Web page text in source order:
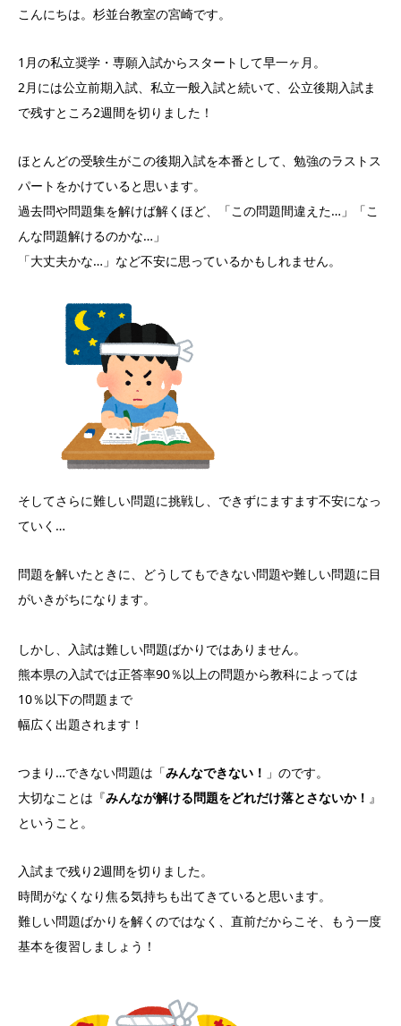
こんにちは。杉並台教室の宮崎です。
1月の私立奨学・専願入試からスタートして早一ヶ月。
2月には公立前期入試、私立一般入試と続いて、公立後期入試ま
で残すところ2週間を切りました！
ほとんどの受験生がこの後期入試を本番として、勉強のラストス
パートをかけていると思います。
過去問や問題集を解けば解くほど、「この問題間違えた…」「こ
んな問題解けるのかな…」
「大丈夫かな…」など不安に思っているかもしれません。
そしてさらに難しい問題に挑戦し、できずにますます不安になっ
ていく…
問題を解いたときに、どうしてもできない問題や難しい問題に目
がいきがちになります。
しかし、入試は難しい問題ばかりではありません。
熊本県の入試では正答率90％以上の問題から教科によっては
10％以下の問題まで
幅広く出題されます！
つまり…できない問題は「みんなできない！ 」のです。
大切なことは『みんなが解ける問題をどれだけ落とさないか！ 』
ということ。
入試まで残り2週間を切りました。
時間がなくなり焦る気持ちも出てきていると思います。
難しい問題ばかりを解くのではなく、直前だからこそ、もう一度
基本を復習しましょう！